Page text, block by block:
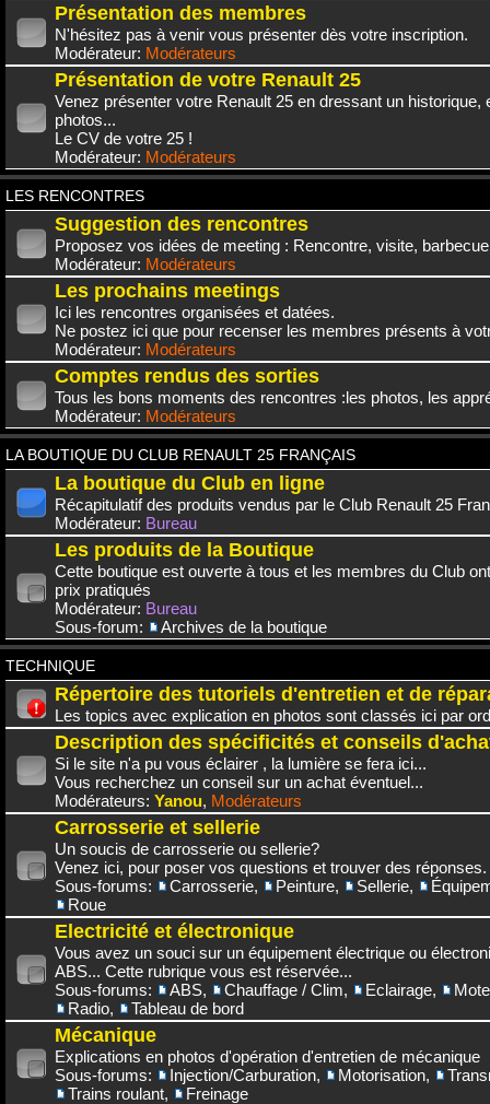
Présentation des membres
N'hésitez pas à venir vous présenter dès votre inscription.
Modérateur: Modérateurs
Présentation de votre Renault 25
Venez présenter votre Renault 25 en dressant un historique,
photos...
Le CV de votre 25 !
Modérateur: Modérateurs
LES RENCONTRES
Suggestion des rencontres
Proposez vos idées de meeting : Rencontre, visite,
Modérateur: Modérateurs
Les prochains meetings
Ici les rencontres organisées et datées.
Ne postez ici que pour recenser les membres présents à
Modérateur: Modérateurs
Comptes rendus des sorties
Tous les bons moments des rencontres :les photos, les
Modérateur: Modérateurs
LA BOUTIQUE DU CLUB RENAULT 25 FRANÇAIS
La boutique du Club en ligne
Récapitulatif des produits vendus par le Club Renault 25
Modérateur: Bureau
Les produits de la Boutique
Cette boutique est ouverte à tous et les membres du Club
prix pratiqués
Modérateur: Bureau
Sous-forum:
Archives de la boutique
TECHNIQUE
Répertoire des tutoriels d'entretien et de
Les topics avec explication en photos sont classés ici par
Description des spécificités et conseils
Si le site n'a pu vous éclairer , la lumière se fera ici...
Vous recherchez un conseil sur un achat éventuel...
Modérateurs: Yanou, Modérateurs
Carrosserie et sellerie
Un soucis de carrosserie ou sellerie?
Venez ici, pour poser vos questions et trouver des réponses.
Sous-forums:
Carrosserie, Peinture, Sellerie,
Roue
Electricité et électronique
Vous avez un souci sur un équipement électrique ou
ABS... Cette rubrique vous est réservée...
Sous-forums:
ABS, Chauffage / Clim, Eclairage,
Radio, Tableau de bord
Mécanique
Explications en photos d'opération d'entretien de mécanique
Sous-forums:
Injection/Carburation, Motorisation,
Trains roulant, Freinage